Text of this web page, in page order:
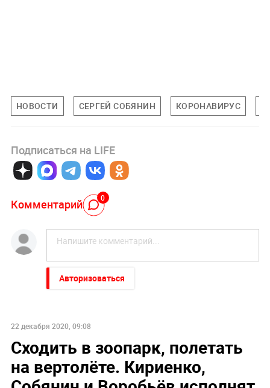
НОВОСТИ СЕРГЕЙ СОБЯНИН КОРОНАВИРУС
Подписаться на LIFE
Комментарий 0
Авторизоваться
22 декабря 2020, 09:08
Сходить в зоопарк, полетать
на вертолёте. Кириенко,